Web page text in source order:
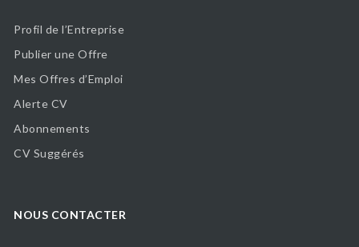
Profil de l’Entreprise
Publier une Offre
Mes Offres d’Emploi
Alerte CV
Abonnements
CV Suggérés
NOUS CONTACTER